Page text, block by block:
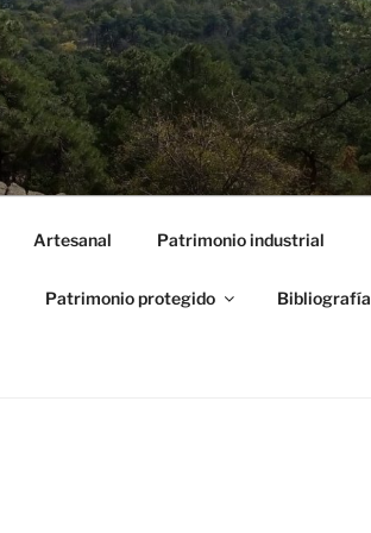
Artesanal Patrimonio industrial
Patrimonio protegido Bibliografía